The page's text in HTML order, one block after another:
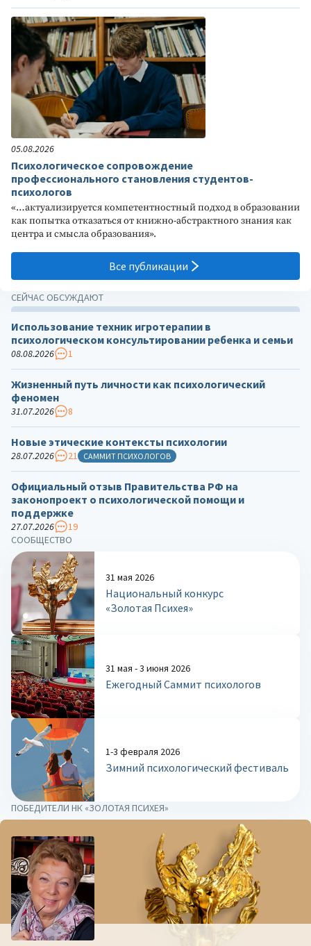
05.08.2026
Психологическое сопровождение
профессионального становления студентов-
психологов
«…актуализируется компетентностный подход в образовании
как попытка отказаться от книжно-абстрактного знания как
центра и смысла образования».
Все публикации
СООБЩЕСТВО
31 мая 2026
Национальный конкурс
«Золотая Психея»
31 мая - 3 июня 2026
Ежегодный Саммит психологов
1-3 февраля 2026
Зимний психологический фестиваль
СЕЙЧАС ОБСУЖДАЮТ
Использование техник игротерапии в
психологическом консультировании ребенка и семьи
08.08.2026 1
Жизненный путь личности как психологический
феномен
31.07.2026 8
Новые этические контексты психологии
28.07.2026 21 САММИТ ПСИХОЛОГОВ
Официальный отзыв Правительства РФ на
законопроект о психологической помощи и
поддержке
27.07.2026 19
ПОБЕДИТЕЛИ НК «ЗОЛОТАЯ ПСИХЕЯ»